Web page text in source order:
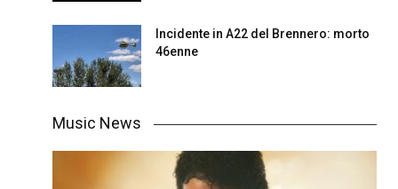
Incidente in A22 del Brennero: morto
46enne
Music News